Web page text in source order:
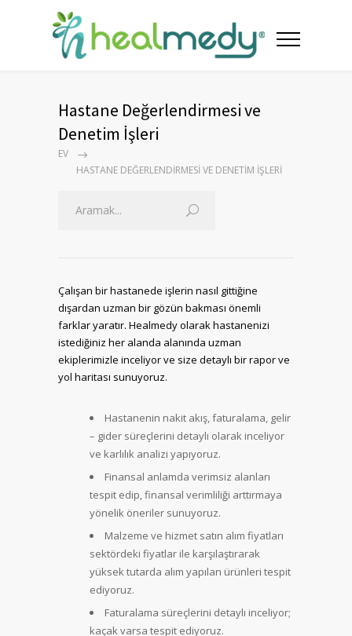
Hastane Değerlendirmesi ve
Denetim İşleri
EV
HASTANE DEĞERLENDIRMESI VE DENETIM İŞLERI
Çalışan bir hastanede işlerin nasıl gittiğine
dışardan uzman bir gözün bakması önemli
farklar yaratır. Healmedy olarak hastanenizi
istediğiniz her alanda alanında uzman
ekiplerimizle inceliyor ve size detaylı bir rapor ve
yol haritası sunuyoruz.
Hastanenin nakit akış, faturalama, gelir
– gider süreçlerini detaylı olarak inceliyor
ve karlılık analizi yapıyoruz.
Finansal anlamda verimsiz alanları
tespit edip, finansal verimliliği arttırmaya
yönelik öneriler sunuyoruz.
Malzeme ve hizmet satın alım fiyatları
sektördeki fiyatlar ile karşılaştırarak
yüksek tutarda alım yapılan ürünleri tespit
ediyoruz.
Faturalama süreçlerini detaylı inceliyor;
kaçak varsa tespit ediyoruz.